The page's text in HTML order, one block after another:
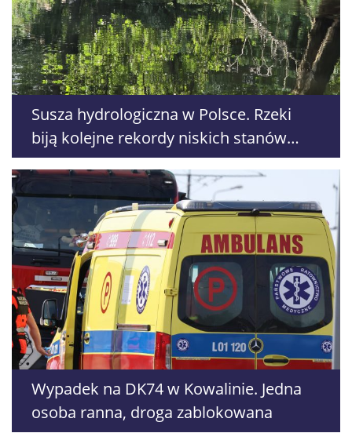
Susza hydrologiczna w Polsce. Rzeki
biją kolejne rekordy niskich stanów
wody
Wypadek na DK74 w Kowalinie. Jedna
osoba ranna, droga zablokowana